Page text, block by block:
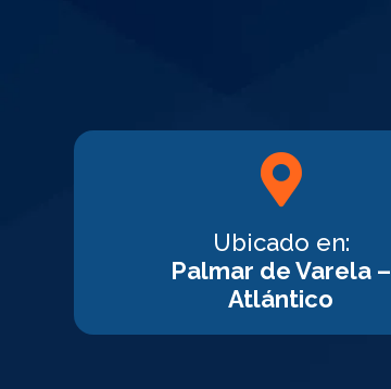
Ubicado en:
Palmar de Varela –
Atlántico